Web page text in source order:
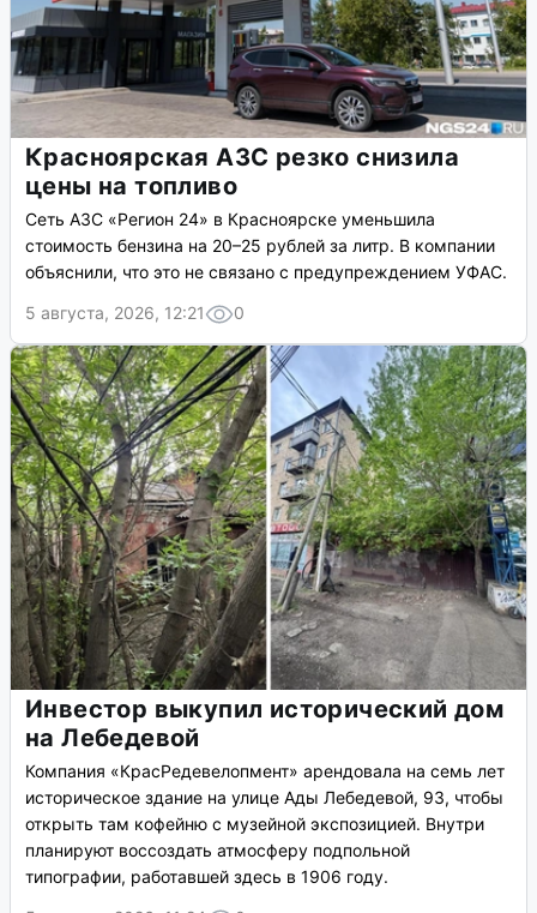
Красноярская АЗС резко снизила
цены на топливо
Сеть АЗС «Регион 24» в Красноярске уменьшила
стоимость бензина на 20–25 рублей за литр. В компании
объяснили, что это не связано с предупреждением УФАС.
5 августа, 2026, 12:21
0
Инвестор выкупил исторический дом
на Лебедевой
Компания «КрасРедевелопмент» арендовала на семь лет
историческое здание на улице Ады Лебедевой, 93, чтобы
открыть там кофейню с музейной экспозицией. Внутри
планируют воссоздать атмосферу подпольной
типографии, работавшей здесь в 1906 году.